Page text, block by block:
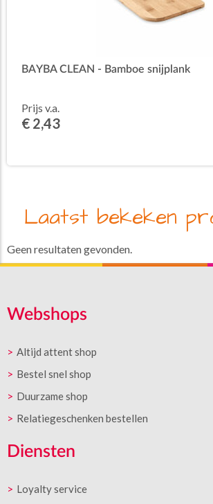
BAYBA CLEAN - Bamboe snijplank
Prijs v.a.
€ 2,43
Laatst bekeken
Geen resultaten gevonden.
Webshops
Altijd attent shop
Bestel snel shop
Duurzame shop
Relatiegeschenken bestellen
Diensten
Loyalty service